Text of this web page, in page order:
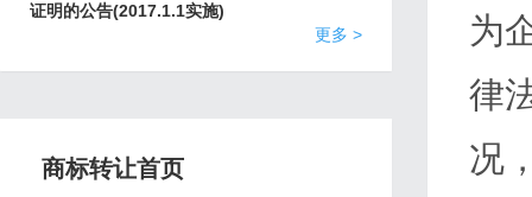
为
律
况
证明的公告(2017.1.1实施)
更多 >
商标转让首页